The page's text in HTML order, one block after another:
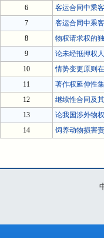
6
客运合同中乘
7
客运合同中乘
8
物权请求权的
9
论未经抵押权
10
情势变更原则
11
著作权延伸性
12
继续性合同及
13
论我国涉外物
14
饲养动物损害